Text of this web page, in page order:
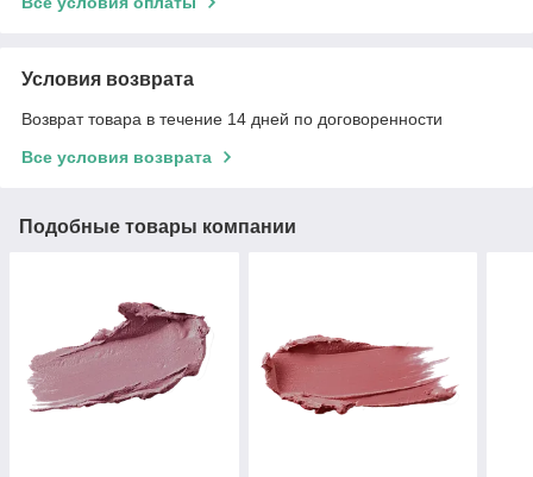
Условия возврата
Возврат товара в течение 14 дней по договоренности
Все условия возврата
Подобные товары компании